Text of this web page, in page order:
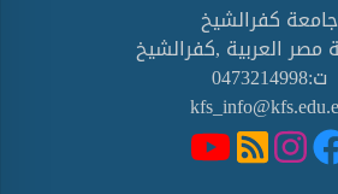
جامعة كفرالشيخ
مصر العربية ,كفرالشيخ
ت:0473214998